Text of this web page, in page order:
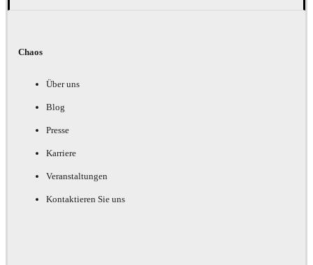
Chaos
Über uns
Blog
Presse
Karriere
Veranstaltungen
Kontaktieren Sie uns